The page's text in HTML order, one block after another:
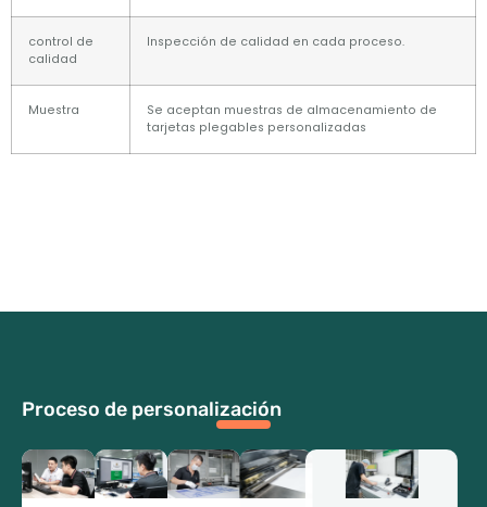
control de
calidad
Inspección de calidad en cada proceso.
Muestra
Se aceptan muestras de almacenamiento de
tarjetas plegables personalizadas
Proceso de personalización